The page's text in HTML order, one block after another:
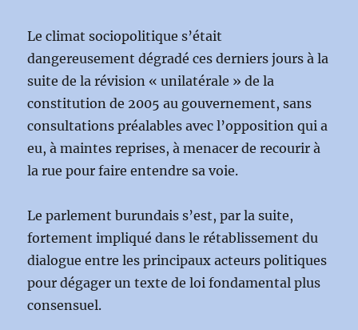
Le climat sociopolitique s’était
dangereusement dégradé ces derniers jours à la
suite de la révision « unilatérale » de la
constitution de 2005 au gouvernement, sans
consultations préalables avec l’opposition qui a
eu, à maintes reprises, à menacer de recourir à
la rue pour faire entendre sa voie.
Le parlement burundais s’est, par la suite,
fortement impliqué dans le rétablissement du
dialogue entre les principaux acteurs politiques
pour dégager un texte de loi fondamental plus
consensuel.